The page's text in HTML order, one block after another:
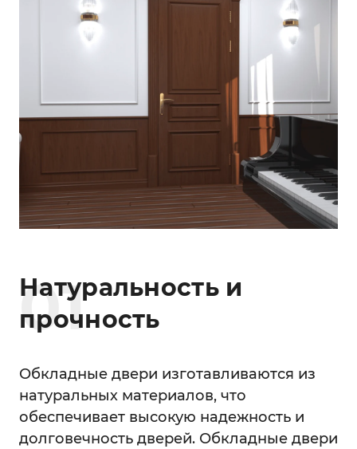
Натуральность и
прочность
01
Обкладные двери изготавливаются из
натуральных материалов, что
обеспечивает высокую надежность и
долговечность дверей. Обкладные двери